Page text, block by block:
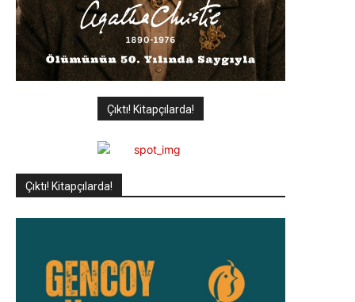
Çıktı! Kitapçılarda!
Çıktı! Kitapçılarda!